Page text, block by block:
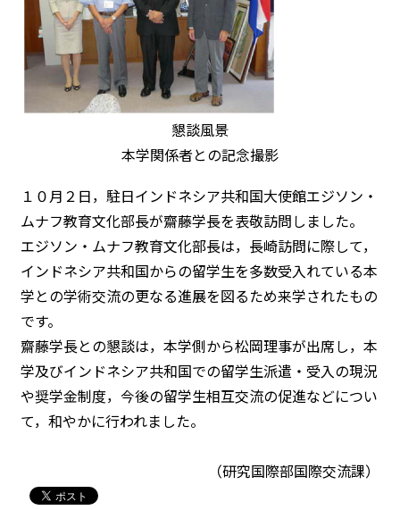
懇談風景
本学関係者との記念撮影
１０月２日，駐日インドネシア共和国大使館エジソン・
ムナフ教育文化部長が齋藤学長を表敬訪問しました。
エジソン・ムナフ教育文化部長は，長崎訪問に際して，
インドネシア共和国からの留学生を多数受入れている本
学との学術交流の更なる進展を図るため来学されたもの
です。
齋藤学長との懇談は，本学側から松岡理事が出席し，本
学及びインドネシア共和国での留学生派遣・受入の現況
や奨学金制度，今後の留学生相互交流の促進などについ
て，和やかに行われました。
（研究国際部国際交流課）